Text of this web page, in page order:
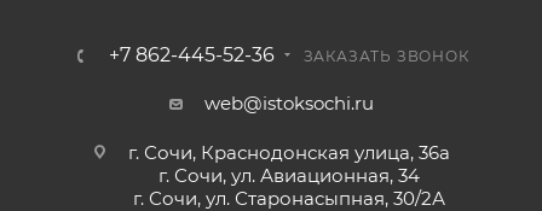
+7 862-445-52-36 ЗАКАЗАТЬ ЗВОНОК
web@istoksochi.ru
г. Сочи, Краснодонская улица, 36а
г. Сочи, ул. Авиационная, 34
г. Сочи, ул. Старонасыпная, 30/2А